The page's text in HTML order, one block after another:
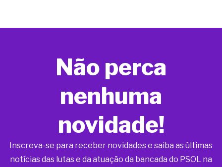
Não perca
nenhuma
novidade!
Inscreva-se para receber novidades e saiba as últimas
notícias das lutas e da atuação da bancada do PSOL na